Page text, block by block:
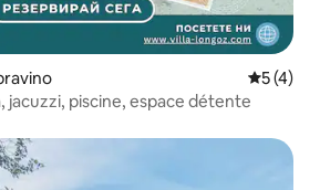
5 (4)
jacuzzi, piscine, espace détente